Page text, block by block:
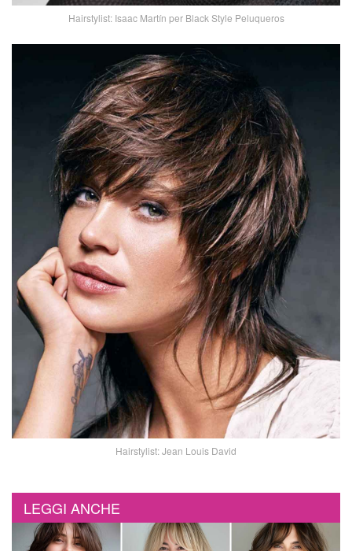
Hairstylist: Isaac Martín per Black Style Peluqueros
Hairstylist: Jean Louis David
LEGGI ANCHE